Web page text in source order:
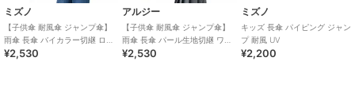
ミズノ
【子供傘 耐風傘 ジャンプ傘】
雨傘 長傘 バイカラー切継 ロゴ
ワンポイント UV
¥2,530
アルジー
【子供傘 耐風傘 ジャンプ傘】
雨傘 長傘 パール生地切継 ワン
ポイント UV 雨晴兼用
¥2,530
ミズノ
キッズ 長傘 パイピング ジャン
プ 耐風 UV
¥2,200